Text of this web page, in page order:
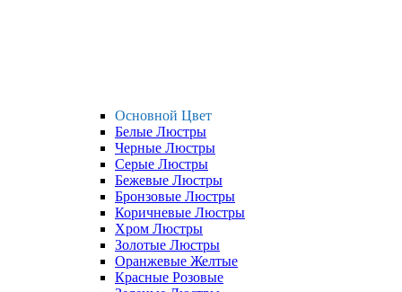
Основной Цвет
Белые Люстры
Черные Люстры
Серые Люстры
Бежевые Люстры
Бронзовые Люстры
Коричневые Люстры
Хром Люстры
Золотые Люстры
Оранжевые Желтые
Красные Розовые